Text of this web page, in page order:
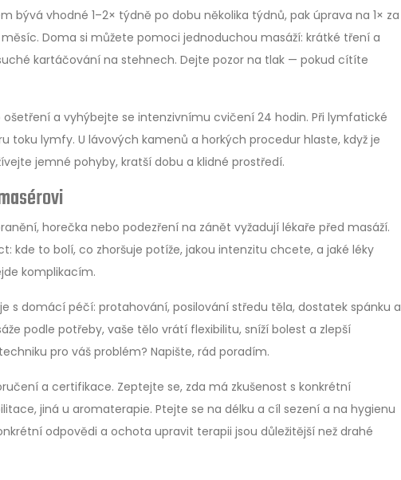
bývá vhodné 1–2× týdně po dobu několika týdnů, pak úprava na 1× za
Doma si můžete pomoci jednoduchou masáží: krátké tření a
kartáčování na stehnech. Dejte pozor na tlak — pokud cítíte
a vyhýbejte se intenzivnímu cvičení 24 hodin. Při lymfatické
toku lymfy. U lávových kamenů a horkých procedur hlaste, když je
jemné pohyby, kratší dobu a klidné prostředí.
horečka nebo podezření na zánět vyžadují lékaře před masáží.
kde to bolí, co zhoršuje potíže, jakou intenzitu chcete, a jaké léky
komplikacím.
s domácí péčí: protahování, posilování středu těla, dostatek spánku a
podle potřeby, vaše tělo vrátí flexibilitu, sníží bolest a zlepší
pro váš problém? Napište, rád poradím.
a certifikace. Zeptejte se, zda má zkušenost s konkrétní
jiná u aromaterapie. Ptejte se na délku a cíl sezení a na hygienu
odpovědi a ochota upravit terapii jsou důležitější než drahé